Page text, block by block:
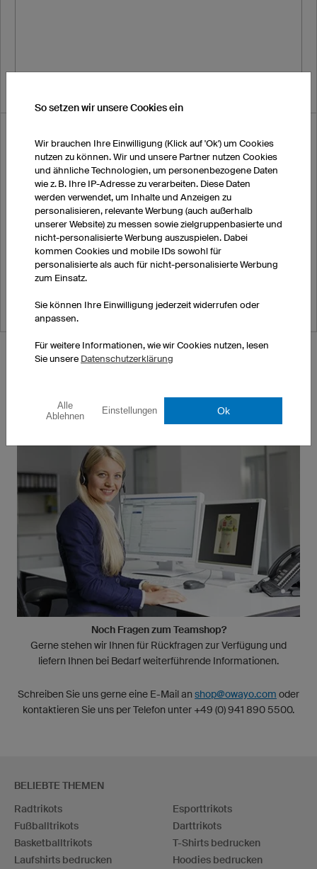
Ja, ich habe die Allgemeinen Geschäftsbedingungen
Kenntnis genommen.
Ja, ich habe die Datenschutzbestimmungenzur Kenntnis
genommen.
Ich bin damit einverstanden, dass die von mir angegebenen
Daten elektronisch erhoben und gespeichert und dabei
kann ich jederzeit mit Wirkung für die Zukunft widerrufen.
Noch Fragen zum Teamshop?
Gerne stehen wir Ihnen für Rückfragen zur Verfügung und
liefern Ihnen bei Bedarf weiterführende Informationen.
Schreiben Sie uns gerne eine E-Mail an shop@owayo.com oder
kontaktieren Sie uns per Telefon unter +49 (0) 941 890 5500.
BELIEBTE THEMEN
Radtrikots
Fußballtrikots
Basketballtrikots
Laufshirts bedrucken
Esporttrikots
Darttrikots
T-Shirts bedrucken
Hoodies bedrucken
So setzen wir unsere Cookies ein
Wir brauchen Ihre Einwilligung (Klick auf 'Ok') um Cookies
nutzen zu können. Wir und unsere Partner nutzen Cookies
und ähnliche Technologien, um personenbezogene Daten
wie z. B. Ihre IP-Adresse zu verarbeiten. Diese Daten
werden verwendet, um Inhalte und Anzeigen zu
personalisieren, relevante Werbung (auch außerhalb
unserer Website) zu messen sowie zielgruppenbasierte und
nicht-personalisierte Werbung auszuspielen. Dabei
kommen Cookies und mobile IDs sowohl für
personalisierte als auch für nicht-personalisierte Werbung
zum Einsatz.
Sie können Ihre Einwilligung jederzeit widerrufen oder
anpassen.
Für weitere Informationen, wie wir Cookies nutzen, lesen
Sie unsere Datenschutzerklärung
Alle
Ablehnen
Einstellungen Ok